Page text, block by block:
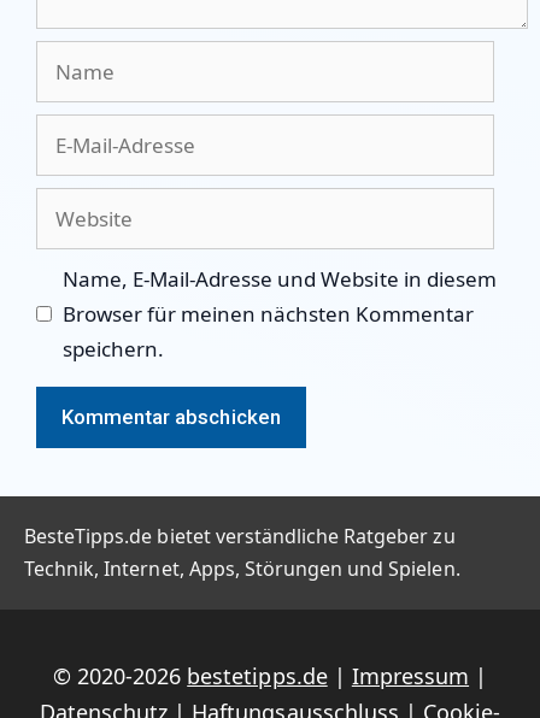
Name, E-Mail-Adresse und Website in diesem
Browser für meinen nächsten Kommentar
speichern.
BesteTipps.de bietet verständliche Ratgeber zu
Technik, Internet, Apps, Störungen und Spielen.
© 2020-2026 bestetipps.de| Impressum |
Datenschutz | Haftungsausschluss | Cookie-